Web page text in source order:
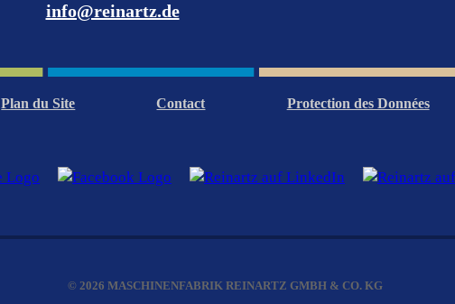
info@reinartz.de
Plan du Site Contact Protection des Données
© 2026 MASCHINENFABRIK REINARTZ GMBH & CO. KG